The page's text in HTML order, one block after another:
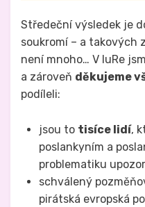
Středeční výsledek je
soukromí – a takových
není mnoho… V IuRe
a zároveň děkujeme
podíleli:
jsou to tisíce lidí,
poslankyním a
problematiku
schválený
pirátská evropská